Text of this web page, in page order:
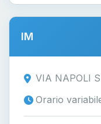
IM
VIA NAPOLI
Orario